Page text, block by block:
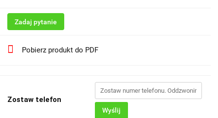
Zadaj pytanie
Pobierz produkt do PDF
Zostaw telefon
Wyślij